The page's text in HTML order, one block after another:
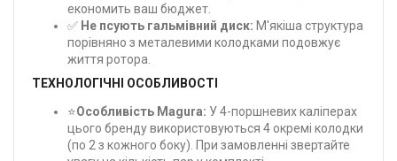
економить ваш бюджет.
✅ Не псують гальмівний диск: М'якіша структура
порівняно з металевими колодками подовжує
життя ротора.
ТЕХНОЛОГІЧНІ ОСОБЛИВОСТІ
⭐Особливість Magura: У 4-поршневих каліперах
цього бренду використовуються 4 окремі колодки
(по 2 з кожного боку). При замовленні звертайте